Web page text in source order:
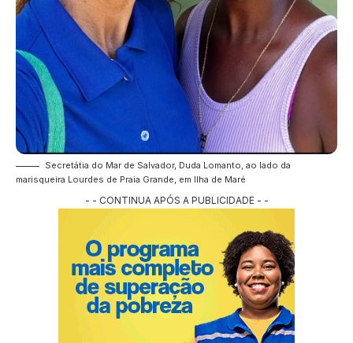
Secretátia do Mar de Salvador, Duda Lomanto, ao lado da
marisqueira Lourdes de Praia Grande, em Ilha de Maré
- - CONTINUA APÓS A PUBLICIDADE - -